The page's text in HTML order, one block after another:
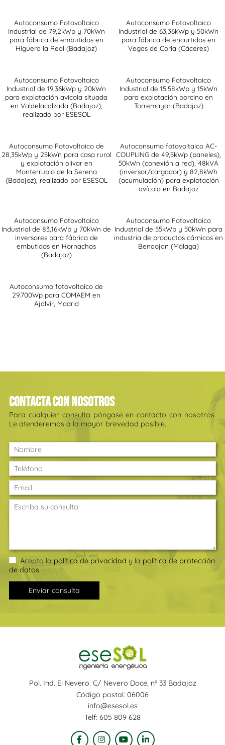
Autoconsumo Fotovoltaico
Industrial de 79,2kWp y 70kWn
para fábrica de embutidos en
Higuera la Real (Badajoz)
Autoconsumo Fotovoltaico
Industrial de 63,36kWp y 50kWn
para fábrica de encurtidos en
Vegas de Coria (Cáceres)
Autoconsumo Fotovoltaico
Industrial de 19,36kWp y 20kWn
para explotación avícola situada
en Valdelacalzada (Badajoz),
realizado por ESESOL
Autoconsumo Fotovoltaico
Industrial de 15,58kWp y 15kWn
para explotación porcina en
Torremayor (Badajoz)
Autoconsumo Fotovoltaico de
28,35kWp y 25kWn para casa rural
y explotación olivar en
Monterrubio de la Serena
(Badajoz), realizado por ESESOL
Autoconsumo fotovoltaico AC-
COUPLING de 49,5kWp (paneles),
50kWn (conexión a red), 48kVA
(inversor/cargador) y 82,8kWh
(acumulación) para explotación
avícola en Badajoz
Autoconsumo Fotovoltaico
Industrial de 83,16kWp y 70kWn de
inversores para fábrica de
embutidos en Hornachos
(Badajoz)
Autoconsumo Fotovoltaico
Industrial de 55kWp y 50kWn para
industria de productos cárnicos en
Benaojan (Málaga)
Autoconsumo fotovoltaico de
29.700Wp para COMAEM en
Ajalvir, Madrid
Contacta con nosotros
Para cualquier consulta póngase en contacto con nosotros.
Le atenderemos a la mayor brevedad posible.
Acepto la política de privacidad y la política de protección
de datos
Enviar consulta
Pol. Ind. El Nevero. C/ Nevero Doce, nº 33 Badajoz
Código postal: 06006
info@esesol.es
Telf: 605 809 628